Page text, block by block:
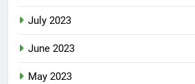
July 2023
June 2023
May 2023